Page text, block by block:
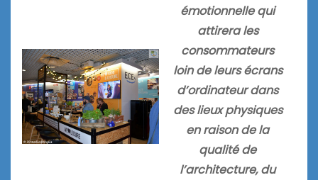
émotionnelle qui
attirera les
consommateurs
loin de leurs écrans
d’ordinateur dans
des lieux physiques
en raison de la
qualité de
l’architecture, du